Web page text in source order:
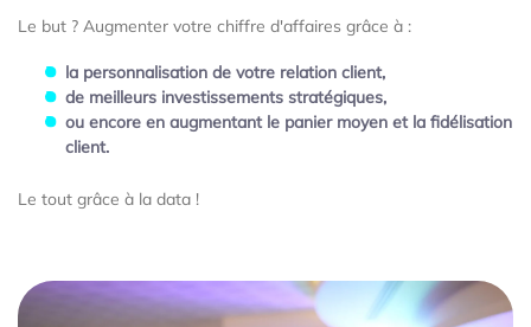
Le but ? Augmenter votre chiffre d'affaires grâce à :
la personnalisation de votre relation client,
de meilleurs investissements stratégiques,
ou encore en augmentant le panier moyen et la fidélisation
client.
Le tout grâce à la data !